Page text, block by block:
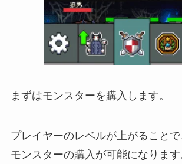
まずはモンスターを購入します。
プレイヤーのレベルが上がること
モンスターの購入が可能になります